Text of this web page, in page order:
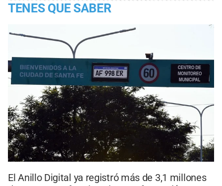
TENES QUE SABER
El Anillo Digital ya registró más de 3,1 millones